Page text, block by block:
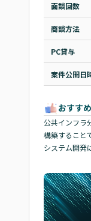
面談回数
商談方法
PC貸与
案件公開日
おすす
公共インフラ
構築すること
システム開発